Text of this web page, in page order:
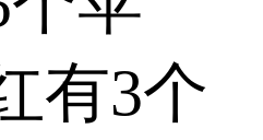
有3个